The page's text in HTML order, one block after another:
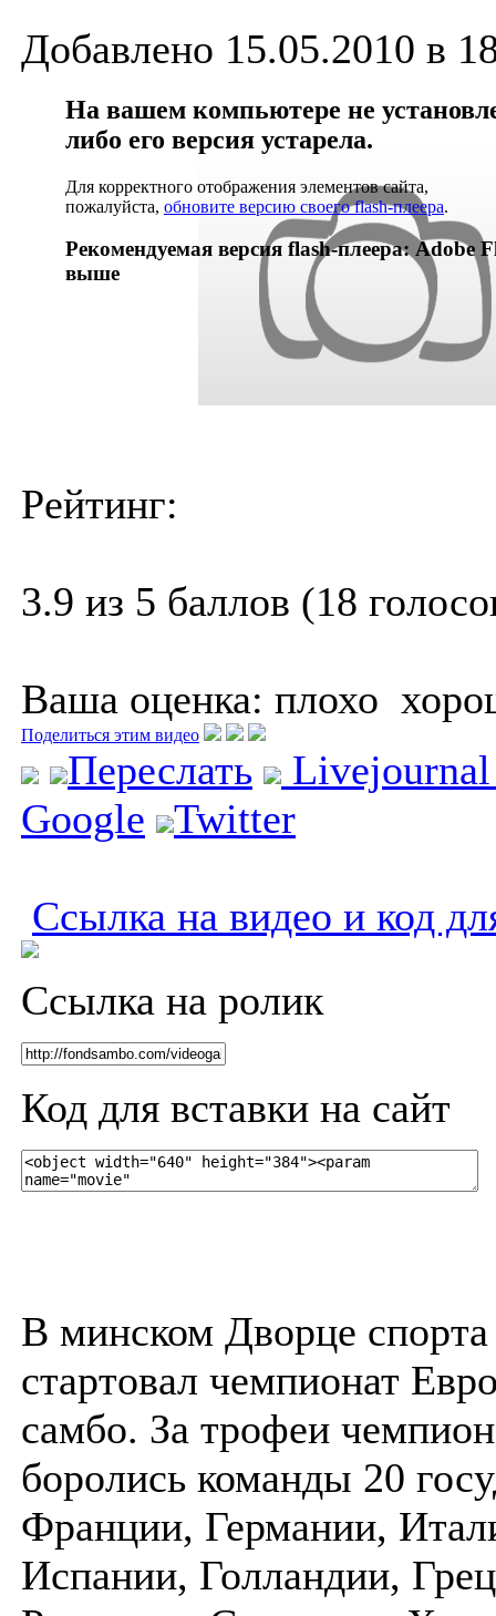
Добавлено 15.05.2010 в
На вашем компьютере не
либо его версия устарела.
Для корректного отображения элементов сайта,
пожалуйста, обновите версию своего flash-плеера.
Рекомендуемая версия flash-плеера: Adobe
выше
Рейтинг:
3.9 из 5 баллов (18
Ваша оценка: плохо
Поделиться этим видео
Переслать
Google
Twitter
Ссылка на видео и код
Ссылка на ролик
Код для вставки на сайт
В минском Дворце
стартовал чемпионат
самбо. За трофеи
боролись команды 20
Франции, Германии,
Испании, Голландии,